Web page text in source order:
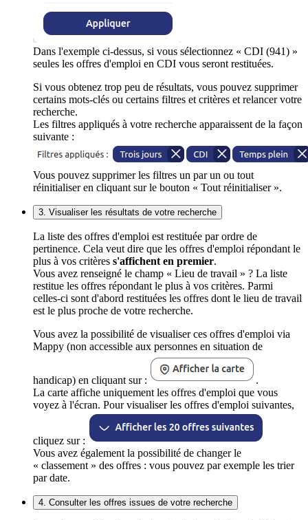
Dans l'exemple ci-dessus, si vous sélectionnez « CDI (941) »
seules les offres d'emploi en CDI vous seront restituées.
Si vous obtenez trop peu de résultats, vous pouvez supprimer
certains mots-clés ou certains filtres et critères et relancer votre
recherche.
Les filtres appliqués à votre recherche apparaissent de la façon
suivante :
Vous pouvez supprimer les filtres un par un ou tout
réinitialiser en cliquant sur le bouton « Tout réinitialiser ».
3. Visualiser les résultats de votre recherche
La liste des offres d'emploi est restituée par ordre de
pertinence. Cela veut dire que les offres d'emploi répondant le
plus à vos critères s'affichent en premier.
Vous avez renseigné le champ « Lieu de travail » ? La liste
restitue les offres répondant le plus à vos critères. Parmi
celles-ci sont d'abord restituées les offres dont le lieu de travail
est le plus proche de votre recherche.
Vous avez la possibilité de visualiser ces offres d'emploi via
Mappy (non accessible aux personnes en situation de
handicap) en cliquant sur :
.
La carte affiche uniquement les offres d'emploi que vous
voyez à l'écran. Pour visualiser les offres d'emploi suivantes,
cliquez sur :
Vous avez également la possibilité de changer le
« classement » des offres : vous pouvez par exemple les trier
par date.
4. Consulter les offres issues de votre recherche